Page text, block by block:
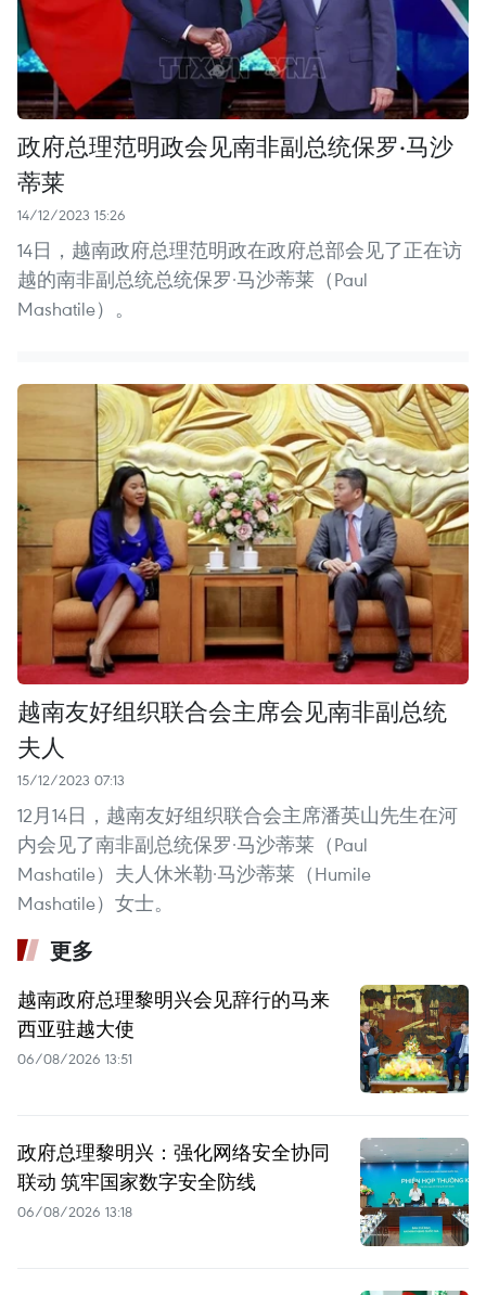
政府总理范明政会见南非副总统保罗·马沙
蒂莱
14/12/2023 15:26
14日，越南政府总理范明政在政府总部会见了正在访
越的南非副总统总统保罗·马沙蒂莱（Paul
Mashatile）。
越南友好组织联合会主席会见南非副总统
夫人
15/12/2023 07:13
12月14日，越南友好组织联合会主席潘英山先生在河
内会见了南非副总统保罗·马沙蒂莱（Paul
Mashatile）夫人休米勒·马沙蒂莱（Humile
Mashatile）女士。
更多
越南政府总理黎明兴会见辞行的马来
西亚驻越大使
06/08/2026 13:51
政府总理黎明兴：强化网络安全协同
联动 筑牢国家数字安全防线
06/08/2026 13:18